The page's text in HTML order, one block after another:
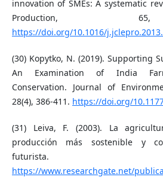
innovation of SMEs: A systematic
Production,
https://doi.org/10.1016/
(30) Kopytko, N. (2019). Supporting
An Examination of India
Conservation. Journal of
28(4), 386-411. https://doi.org/
(31) Leiva, F. (2003). La
producción más sostenible y
futurista.
https://www.researchgate.net/